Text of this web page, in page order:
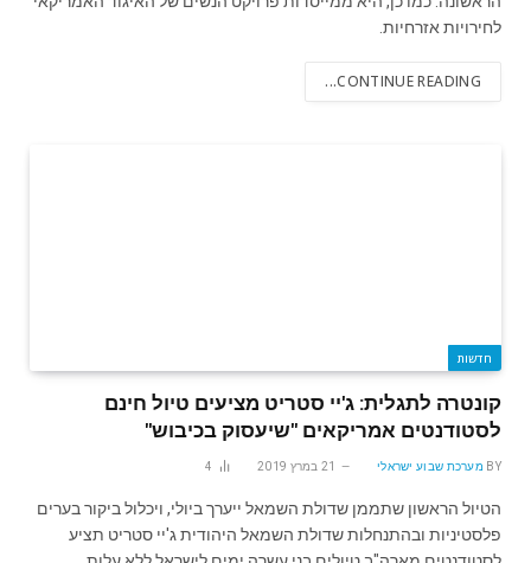
לחירויות אזרחיות.
CONTINUE READING...
חדשות
קונטרה לתגלית: ג'יי סטריט מציעים טיול חינם
לסטודנטים אמריקאים "שיעסוק בכיבוש"
BY מערכת שבוע ישראלי 21 במרץ 2019 4
הטיול הראשון שתממן שדולת השמאל ייערך ביולי, ויכלול ביקור בערים
פלסטיניות ובהתנחלות שדולת השמאל היהודית ג'יי סטריט תציע